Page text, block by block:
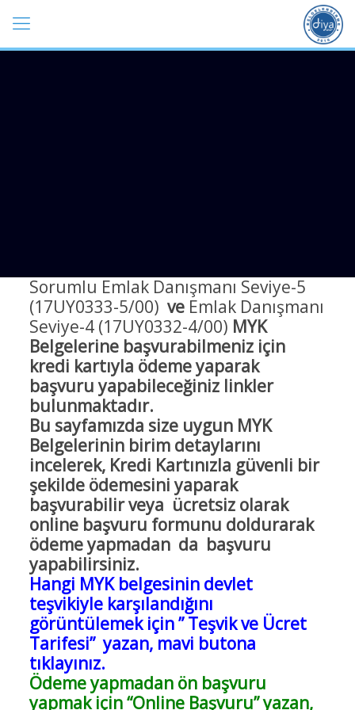
Sorumlu Emlak Danışmanı Seviye-5
(17UY0333-5/00) ve Emlak Danışmanı
Seviye-4 (17UY0332-4/00) MYK
Belgelerine başvurabilmeniz için
kredi kartıyla ödeme yaparak
başvuru yapabileceğiniz linkler
bulunmaktadır.
Bu sayfamızda size uygun MYK
Belgelerinin birim detaylarını
incelerek, Kredi Kartınızla güvenli bir
şekilde ödemesini yaparak
başvurabilir veya ücretsiz olarak
online başvuru formunu doldurarak
ödeme yapmadan da başvuru
yapabilirsiniz.
Hangi MYK belgesinin devlet
teşvikiyle karşılandığını
görüntülemek için ” Teşvik ve Ücret
Tarifesi” yazan, mavi butona
tıklayınız.
Ödeme yapmadan ön başvuru
yapmak için “Online Başvuru” yazan,